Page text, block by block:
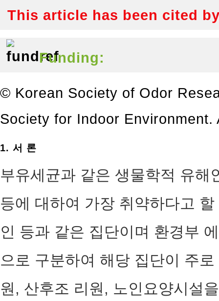
This article has been cited
Funding:
© Korean Society of Odor
Society for Indoor
1. 서 론
부유세균과 같은 생물학적 유
등에 대하여 가장 취약하다고
인 등과 같은 집단이며 환경부
으로 구분하여 해당 집단이 주
원, 산후조 리원, 노인요양시설